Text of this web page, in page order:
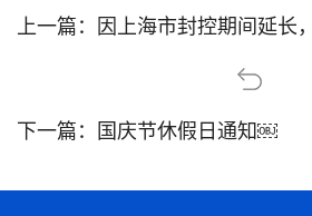
上一篇： 因上海市封控期间延长，4月11日AM5点为
下一篇： 国庆节休假日通知￼